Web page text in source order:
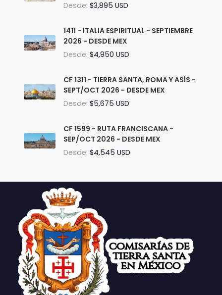
Desde: $3,895 USD
1411 - ITALIA ESPIRITUAL - SEPTIEMBRE
2026 - DESDE MEX
Desde: $4,950 USD
CF 1311 - TIERRA SANTA, ROMA Y ASÍS -
SEPT/OCT 2026 - DESDE MEX
Desde: $5,675 USD
CF 1599 - RUTA FRANCISCANA -
SEP/OCT 2026 - DESDE MEX
Desde: $4,545 USD